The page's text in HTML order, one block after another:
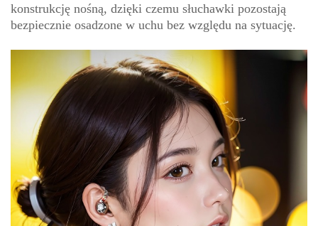
konstrukcję nośną, dzięki czemu słuchawki pozostają
bezpiecznie osadzone w uchu bez względu na sytuację.